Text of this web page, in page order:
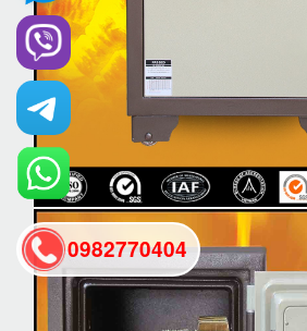
0982770404